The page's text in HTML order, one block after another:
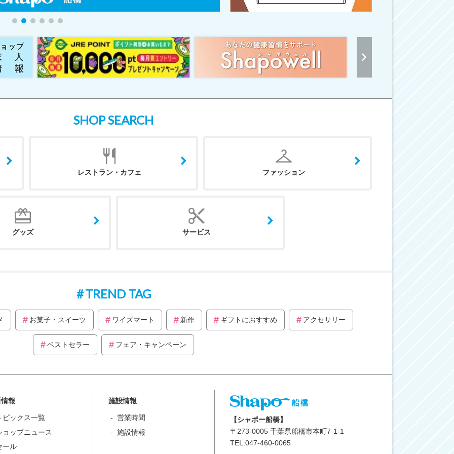
SHOP SEARCH
レストラン・カフェ ファッション
グッズ サービス
TREND TAG
お菓子・スイーツ ワイズマート 新作 ギフトにおすすめ アクセサリー
ベストセラー フェア・キャンペーン
報
ピックス一覧
ョップニュース
ール
施設情報
営業時間
施設情報
【シャポー船橋】
〒 273-0005 千葉県船橋市本町7-1-1
TEL:047-460-0065